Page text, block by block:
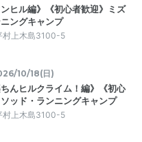
ンヒル編》《初心者歓迎》ミズ
ングキャンプ
村上木島3100-5
10/18(日)
ちんヒルクライム！編》《初心
ッド・ランニングキャンプ
村上木島3100-5